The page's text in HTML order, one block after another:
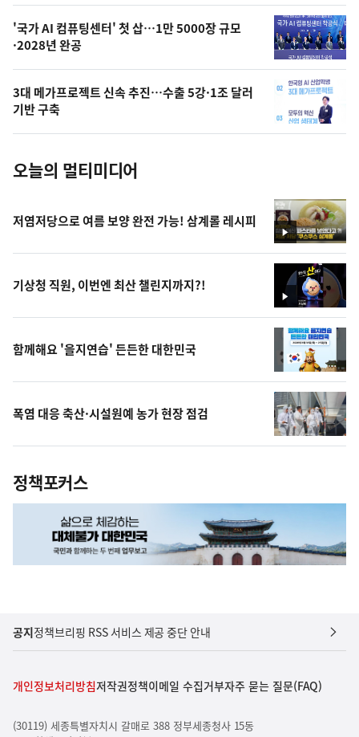
오
의
사
진
'국가 AI 컴퓨팅센터' 첫 삽…1만 5000장 규모
·2028년 완공
3대 메가프로젝트 신속 추진…수출 5강·1조 달러
기반 구축
오늘의 멀티미디어
영
상
저염저당으로 여름 보양 완전 가능! 삼계롤 레시피
영
상
기상청 직원, 이번엔 최산 챌린지까지?!
함께해요 '을지연습' 든든한 대한민국
폭염 대응 축산·시설원예 농가 현장 점검
정책포커스
공지정책브리핑 RSS 서비스 제공 중단 안내
개인정보처리방침저작권정책이메일 수집거부자주 묻는 질문(FAQ)
(30119) 세종특별자치시 갈매로 388 정부세종청사 15동